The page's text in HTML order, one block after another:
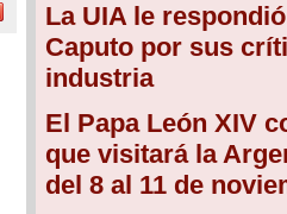
La UIA le
Caputo por sus
industria
El Papa León XIV
que visitará la
del 8 al 11 de